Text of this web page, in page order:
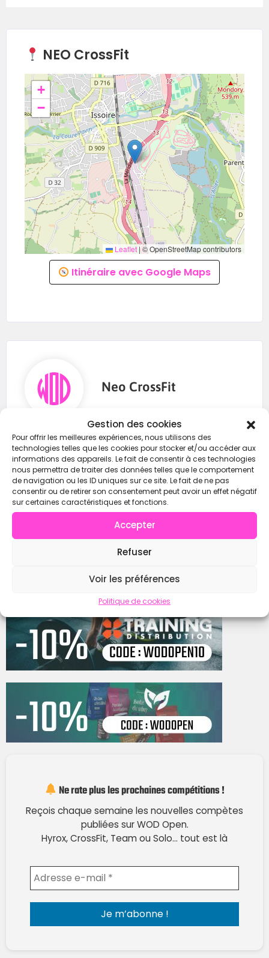
Gestion des cookies
Pour offrir les meilleures expériences, nous utilisons des
technologies telles que les cookies pour stocker et/ou accéder aux
informations des appareils. Le fait de consentir à ces technologies
nous permettra de traiter des données telles que le comportement
de navigation ou les ID uniques sur ce site. Le fait de ne pas
consentir ou de retirer son consentement peut avoir un effet négatif
sur certaines caractéristiques et fonctions.
Accepter
Refuser
Voir les préférences
Politique de cookies
NEO CrossFit
+
−
Leaflet |© OpenStreetMap contributors
Itinéraire avec Google Maps
Neo CrossFit
https://wod-open.com/
Instagram
Ne rate plus les prochaines compétitions !
Reçois chaque semaine les nouvelles compètes
publiées sur WOD Open.
Hyrox, CrossFit, Team ou Solo… tout est là